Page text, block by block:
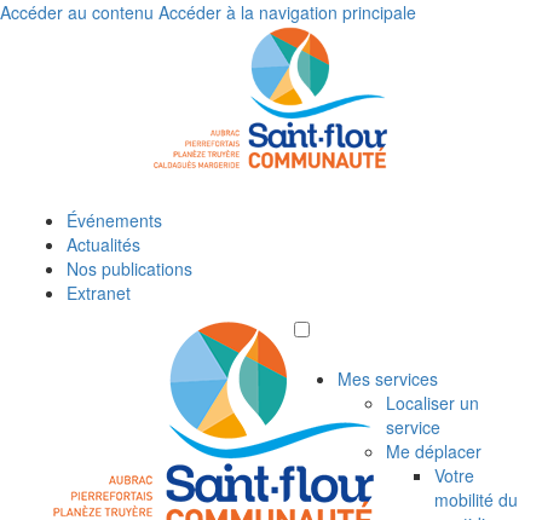
Accéder au contenu Accéder à la navigation principale
Événements
Actualités
Nos publications
Extranet
Mes services
Localiser un
service
Me déplacer
Votre
mobilité du